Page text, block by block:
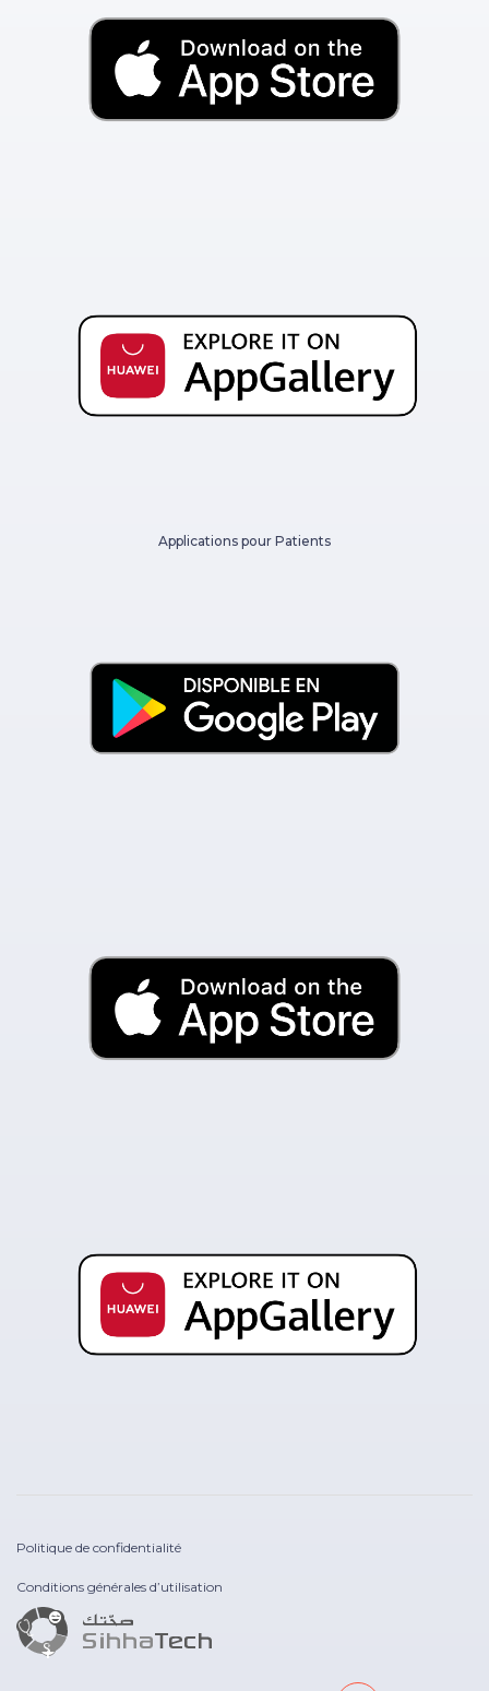
Applications pour Patients
Politique de confidentialité
Conditions générales d’utilisation